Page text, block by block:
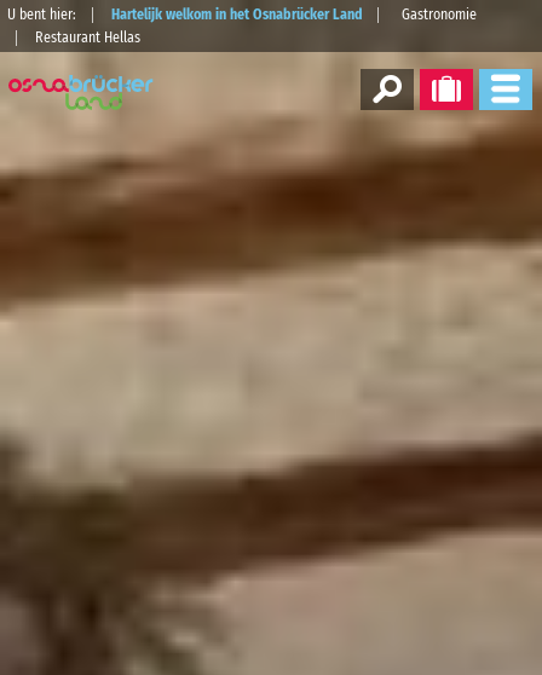
U bent hier: Hartelijk welkom in het Osnabrücker Land
Gastronomie
Restaurant Hellas